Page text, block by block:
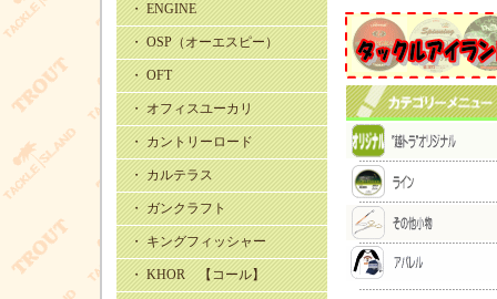
・ ENGINE
・ OSP（オーエスピー）
・ OFT
・ オフィスユーカリ
・ カントリーロード
・ カルテラス
・ ガンクラフト
・ キングフィッシャー
・ KHOR 【コール】